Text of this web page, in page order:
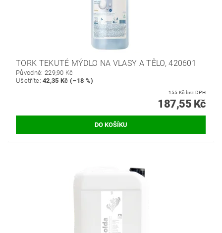
TORK TEKUTÉ MÝDLO NA VLASY A TĚLO, 420601
Původně: 229,90 Kč
Ušetříte:42,35 Kč (–18 %)
155 Kč bez DPH
187,55 Kč